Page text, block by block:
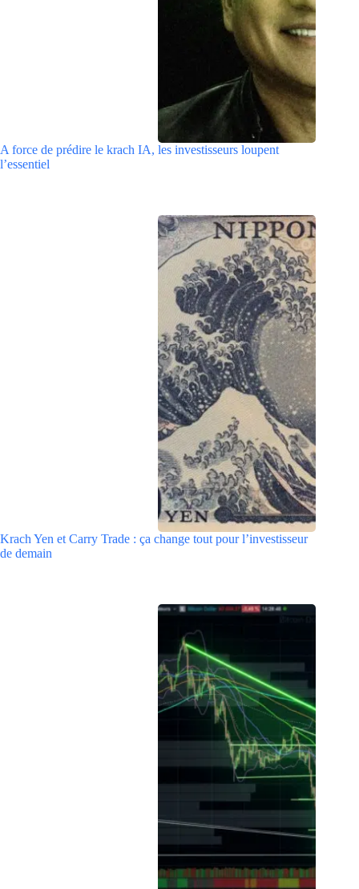
A force de prédire le krach IA, les investisseurs loupent
l’essentiel
Krach Yen et Carry Trade : ça change tout pour l’investisseur
de demain